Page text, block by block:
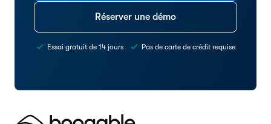
Réserver une démo
Essai gratuit de 14 jours Pas de carte de crédit requise